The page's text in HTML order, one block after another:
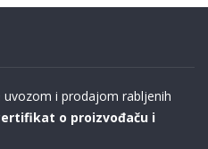
uvozom i prodajom rabljenih
o proizvođaču i